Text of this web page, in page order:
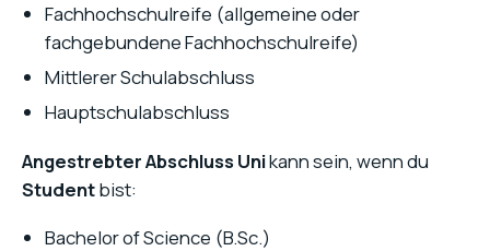
Fachhochschulreife (allgemeine oder
fachgebundene Fachhochschulreife)
Mittlerer Schulabschluss
Hauptschulabschluss
Angestrebter Abschluss Unikann sein, wenn du
Studentbist:
Bachelor of Science (B.Sc.)